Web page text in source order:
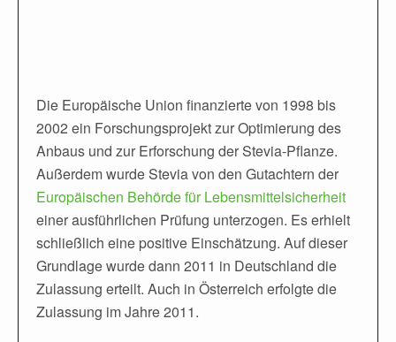
Die Europäische Union finanzierte von 1998 bis
2002 ein Forschungsprojekt zur Optimierung des
Anbaus und zur Erforschung der Stevia-Pflanze.
Außerdem wurde Stevia von den Gutachtern der
Europäischen Behörde für Lebensmittelsicherheit
einer ausführlichen Prüfung unterzogen. Es erhielt
schließlich eine positive Einschätzung. Auf dieser
Grundlage wurde dann 2011 in Deutschland die
Zulassung erteilt. Auch in Österreich erfolgte die
Zulassung im Jahre 2011.